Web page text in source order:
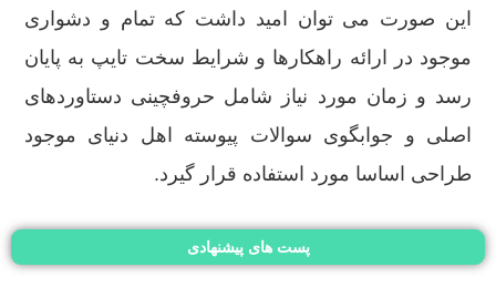
این صورت می توان امید داشت که تمام و دشواری
موجود در ارائه راهکارها و شرایط سخت تایپ به پایان
رسد و زمان مورد نیاز شامل حروفچینی دستاوردهای
اصلی و جوابگوی سوالات پیوسته اهل دنیای موجود
طراحی اساسا مورد استفاده قرار گیرد.
پست های پیشنهادی